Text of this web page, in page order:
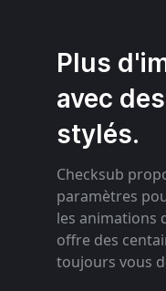
Plus
avec
stylés.
Checksub
paramètres
les animations
offre des
toujours vous